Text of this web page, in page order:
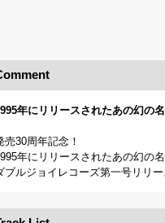
年にリリースされたあの幻の名
売30周年記念！
年にリリースされたあの幻の名
ブルジョイレコーズ第一号リリ